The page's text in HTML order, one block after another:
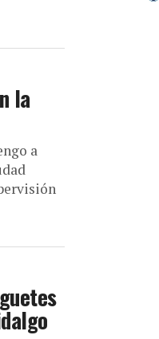
la
a